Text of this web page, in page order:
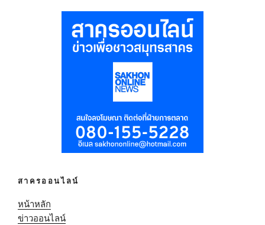
สาครออนไลน์
หน้าหลัก
ข่าวออนไลน์